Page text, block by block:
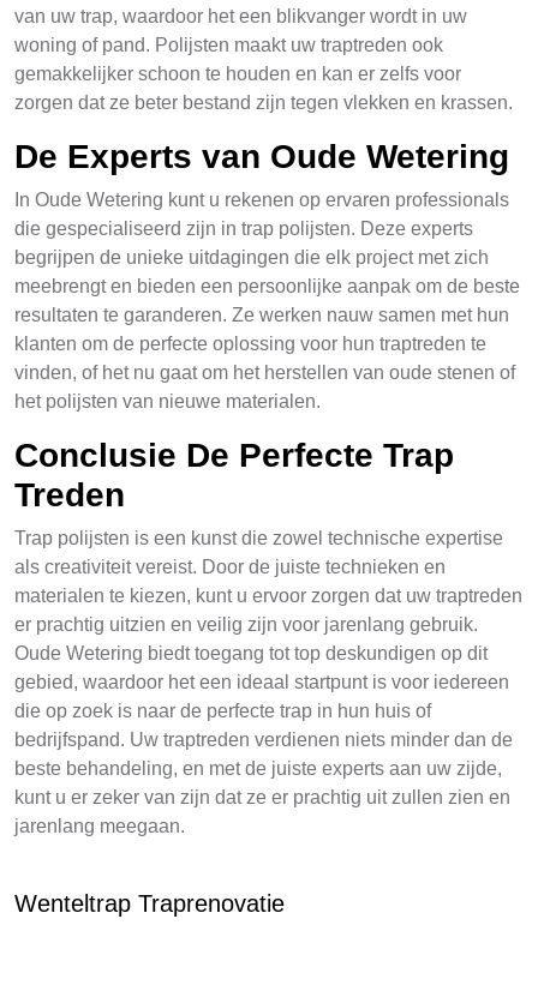
van uw trap, waardoor het een blikvanger wordt in uw
woning of pand. Polijsten maakt uw traptreden ook
gemakkelijker schoon te houden en kan er zelfs voor
zorgen dat ze beter bestand zijn tegen vlekken en krassen.
De Experts van Oude Wetering
In Oude Wetering kunt u rekenen op ervaren professionals
die gespecialiseerd zijn in trap polijsten. Deze experts
begrijpen de unieke uitdagingen die elk project met zich
meebrengt en bieden een persoonlijke aanpak om de beste
resultaten te garanderen. Ze werken nauw samen met hun
klanten om de perfecte oplossing voor hun traptreden te
vinden, of het nu gaat om het herstellen van oude stenen of
het polijsten van nieuwe materialen.
Conclusie De Perfecte Trap
Treden
Trap polijsten is een kunst die zowel technische expertise
als creativiteit vereist. Door de juiste technieken en
materialen te kiezen, kunt u ervoor zorgen dat uw traptreden
er prachtig uitzien en veilig zijn voor jarenlang gebruik.
Oude Wetering biedt toegang tot top deskundigen op dit
gebied, waardoor het een ideaal startpunt is voor iedereen
die op zoek is naar de perfecte trap in hun huis of
bedrijfspand. Uw traptreden verdienen niets minder dan de
beste behandeling, en met de juiste experts aan uw zijde,
kunt u er zeker van zijn dat ze er prachtig uit zullen zien en
jarenlang meegaan.
Wenteltrap Traprenovatie